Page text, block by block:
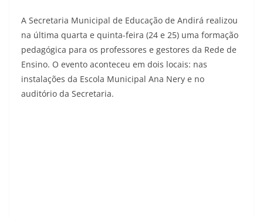
A Secretaria Municipal de Educação de Andirá realizou
na última quarta e quinta-feira (24 e 25) uma formação
pedagógica para os professores e gestores da Rede de
Ensino. O evento aconteceu em dois locais: nas
instalações da Escola Municipal Ana Nery e no
auditório da Secretaria.